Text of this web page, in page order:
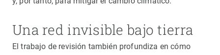
Una red invisible bajo tierra
El trabajo de revisión también profundiza en cómo